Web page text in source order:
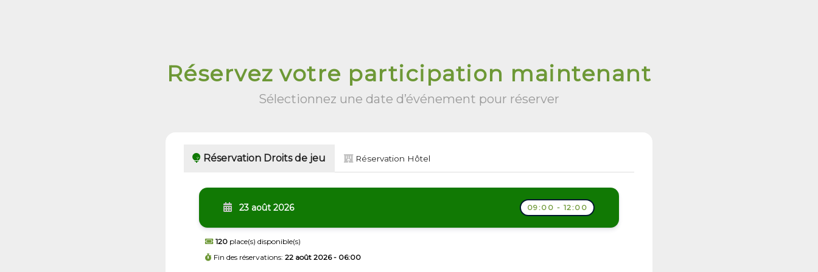
Réservez votre participation maintenant
Sélectionnez une date d’événement pour réserver
Réservation Droits de jeu Réservation Hôtel
23 août 2026 09:00 - 12:00
120 place(s) disponible(s)
Fin des réservations: 22 août 2026 - 06:00